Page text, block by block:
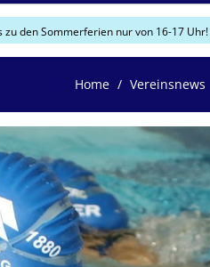
nur von 16-17 Uhr! +++
Home Vereinsnews